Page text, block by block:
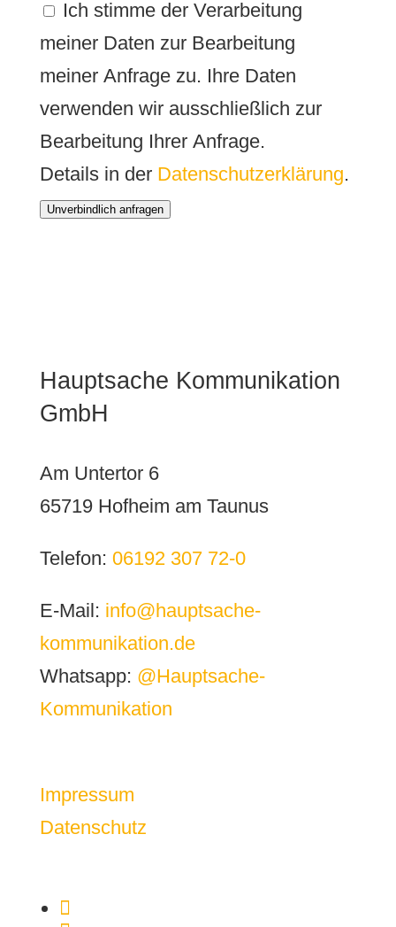
Ich stimme der Verarbeitung
meiner Daten zur Bearbeitung
meiner Anfrage zu. Ihre Daten
verwenden wir ausschließlich zur
Bearbeitung Ihrer Anfrage.
Details in der Datenschutzerklärung.
Unverbindlich anfragen
Hauptsache Kommunikation
GmbH
Am Untertor 6
65719 Hofheim am Taunus
Telefon: 06192 307 72-0
E-Mail: info@hauptsache-
kommunikation.de
Whatsapp: @Hauptsache-
Kommunikation
Impressum
Datenschutz